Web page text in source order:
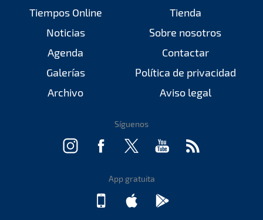
Tiempos Online
Noticias
Agenda
Galerías
Archivo
Tienda
Sobre nosotros
Contactar
Política de privacidad
Aviso legal
Síguenos
App gratuita